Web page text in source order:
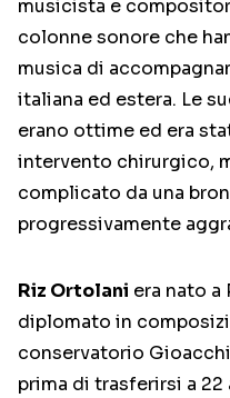
musicista e
colonne sonore che
musica di
italiana ed estera. Le
erano ottime ed era
intervento chirurgico,
complicato da una
progressivamente
Riz Ortolani era nato a
diplomato in
conservatorio
prima di trasferirsi a 22